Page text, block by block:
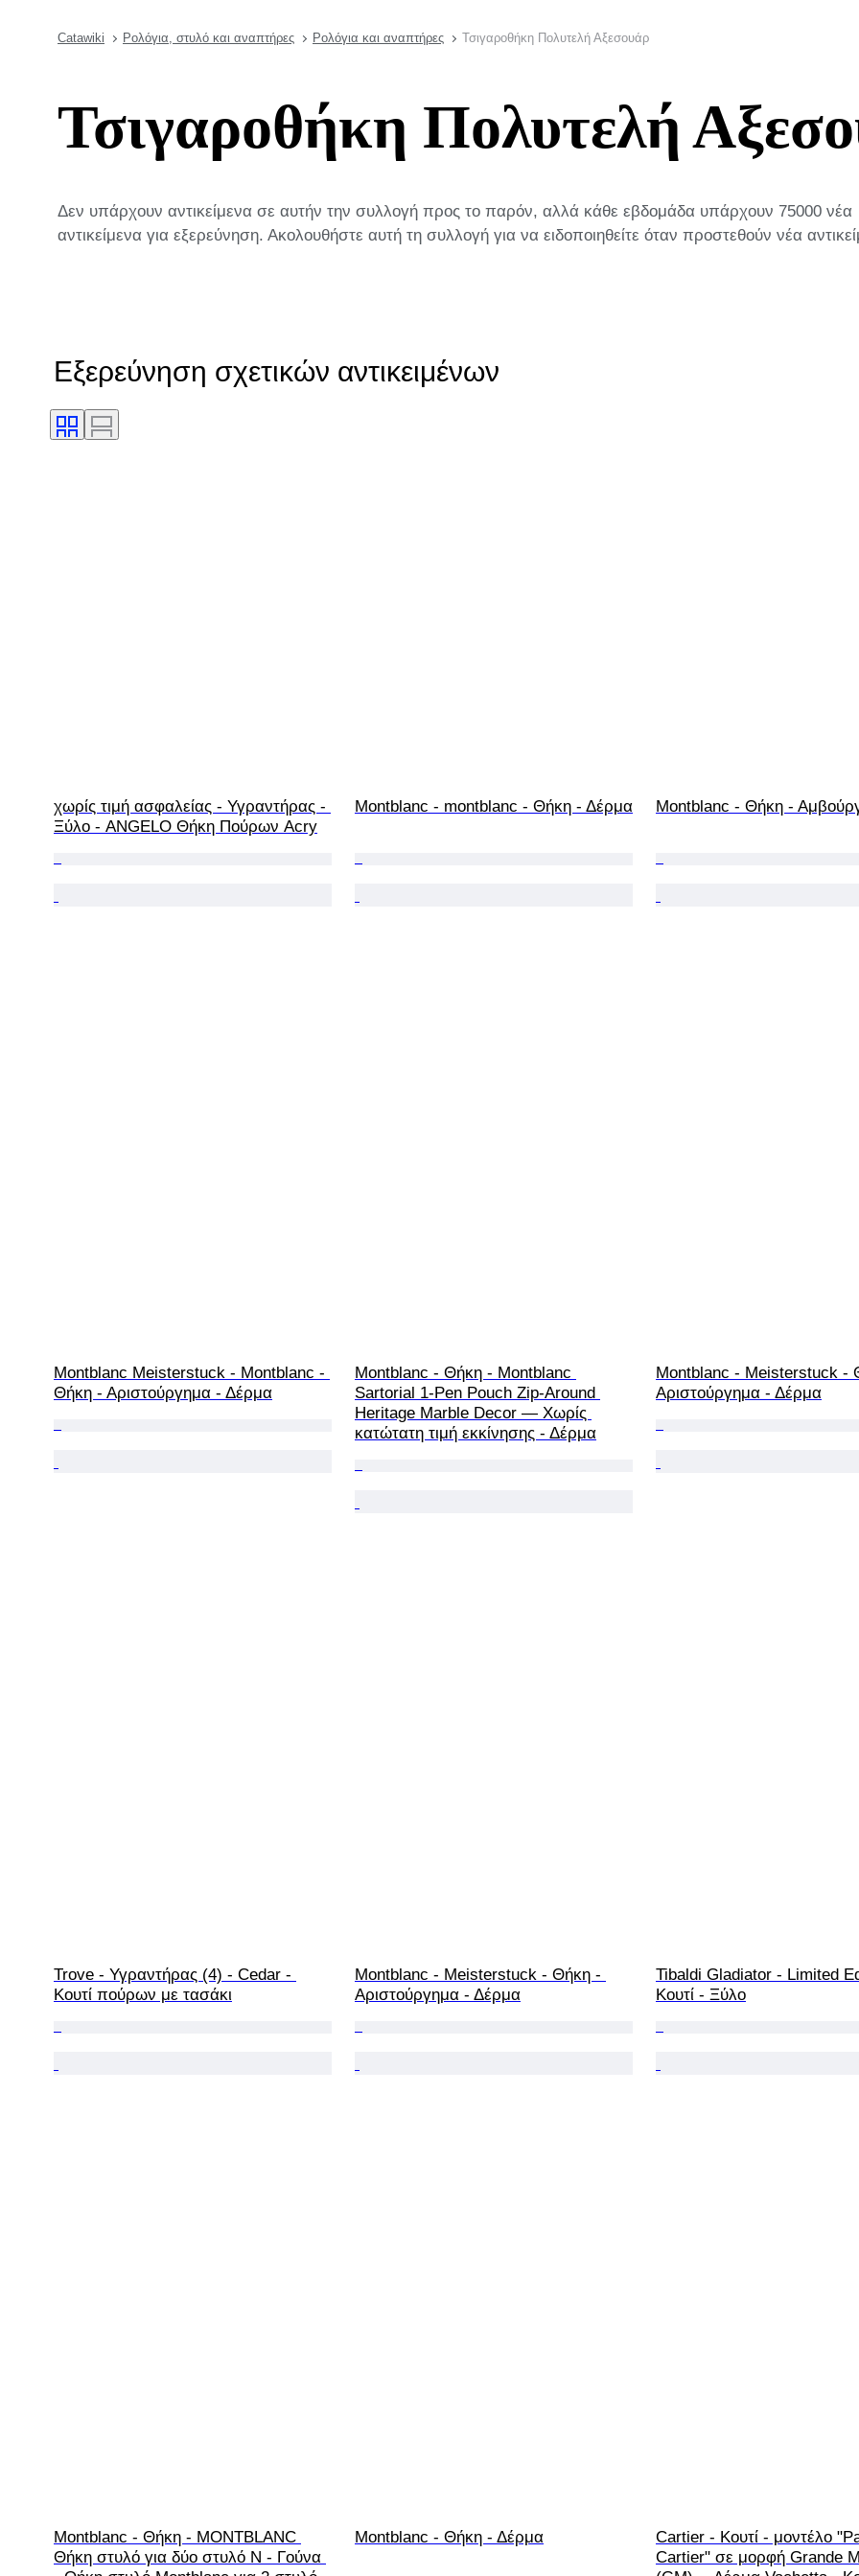
Catawiki Ρολόγια, στυλό και αναπτήρες Ρολόγια και αναπτήρες Τσιγαροθήκη Πολυτελή Αξεσουάρ
Τσιγαροθήκη Πολυτελή
Δεν υπάρχουν αντικείμενα σε αυτήν την συλλογή προς το παρόν, αλλά κάθε εβδομάδα υπάρχουν 75000 νέα
αντικείμενα για εξερεύνηση. Ακολουθήστε αυτή τη συλλογή για να ειδοποιηθείτε όταν προστεθούν νέα
Εξερεύνηση σχετικών αντικειμένων
χωρίς τιμή ασφαλείας - Υγραντήρας -
Ξύλο - ANGELO Θήκη Πούρων Acry
Montblanc - montblanc - Θήκη - Δέρμα Montblanc - Θήκη -
Montblanc Meisterstuck - Montblanc -
Θήκη - Αριστούργημα - Δέρμα
Montblanc - Θήκη - Montblanc
Sartorial 1-Pen Pouch Zip-Around
Heritage Marble Decor — Χωρίς
κατώτατη τιμή εκκίνησης - Δέρμα
Montblanc - Meisterstuck -
Αριστούργημα - Δέρμα
Trove - Υγραντήρας (4) - Cedar -
Κουτί πούρων με τασάκι
Montblanc - Meisterstuck - Θήκη -
Αριστούργημα - Δέρμα
Tibaldi Gladiator - Limited
Κουτί - Ξύλο
Montblanc - Θήκη - MONTBLANC
Θήκη στυλό για δύο στυλό N - Γούνα
Montblanc - Θήκη - Δέρμα
Cartier - Κουτί - μοντέλο
Cartier" σε μορφή Grande